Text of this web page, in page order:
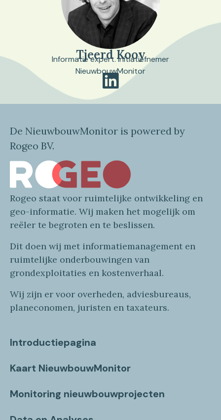
Tjeerd Kooy
Informatie expert. Initiatiefnemer
NieuwbouwMonitor
De NieuwbouwMonitor is powered by
Rogeo BV.
Rogeo staat voor ruimtelijke ontwikkeling en
geo-informatie. Wij maken het mogelijk om
reëler te begroten en te beslissen.
Dit doen wij met informatiemanagement en
ruimtelijke onderbouwingen van
grondexploitaties en kostenverhaal.
Wij zijn er voor overheden, adviesbureaus,
planeconomen, juristen en taxateurs.
Introductiepagina
Kaart NieuwbouwMonitor
Monitoring nieuwbouwprojecten